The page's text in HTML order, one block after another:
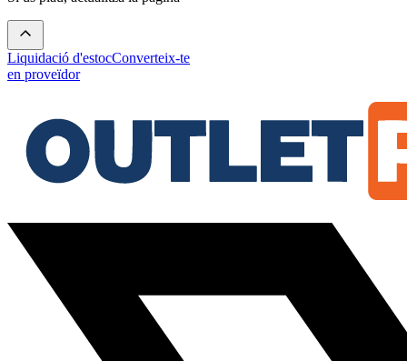
Liquidació d'estocConverteix-te
en proveïdor